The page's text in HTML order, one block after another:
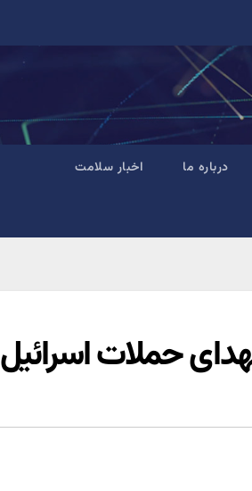
درباره ما اخبار سلامت
حملات اسرائیل